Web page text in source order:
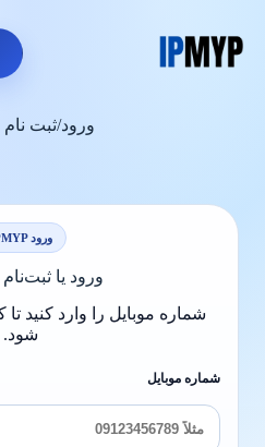
محتوا
ورود/ثبت نام
ورود IPMYP
ورود یا ثبت‌نام
شماره موبایل را وارد کنید
شود.
شماره موبایل